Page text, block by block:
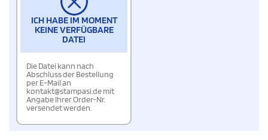
ICH HABE IM MOMENT
KEINE VERFÜGBARE
DATEI
Die Datei kann nach
Abschluss der Bestellung
per E-Mail an
kontakt@stampasi.de mit
Angabe Ihrer Order-Nr.
versendet werden.